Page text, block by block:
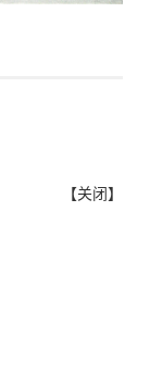
【关闭】